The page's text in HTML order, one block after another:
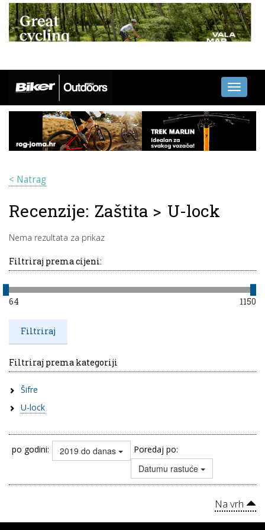
Toggle
< Natrag
Recenzije: Zaštita > U-lock
Nema rezultata za prikaz
Filtriraj prema cijeni:
64 1150
Filtriraj prema kategoriji
Šifre
U-lock
po godini: 2019 do danas Poredaj po:
Datumu rastuće
Na vrh